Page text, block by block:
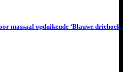
massaal opduikende ‘Blauwe driehoek